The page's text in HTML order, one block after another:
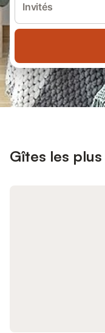
Invités
Gîtes les